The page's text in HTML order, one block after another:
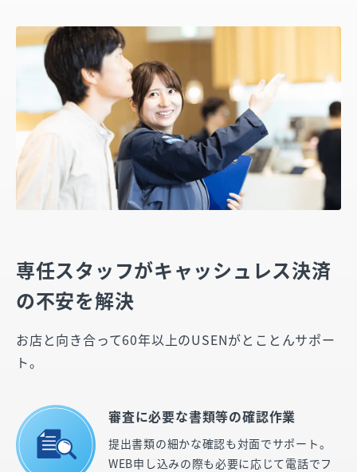
専任スタッフがキャッシュレス決済
の不安を解決
お店と向き合って60年以上のUSENがとことんサポー
ト。
審査に必要な書類等の確認作業
提出書類の細かな確認も対面でサポート。
WEB申し込みの際も必要に応じて電話でフ